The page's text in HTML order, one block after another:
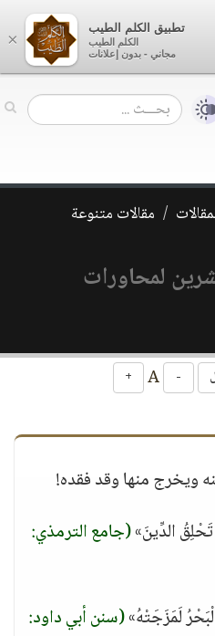
مقالات متنوعة
لمحاورات
-
+
ويخرج منها وقد فقده!
الدِّينَ»(جامع الترمذي:
لَمَزَجَتْهُ»(سنن أبي داود:
×
تطبيق الكلم الطيب
الكلم الطيب
مجاني - بدون إعلانات